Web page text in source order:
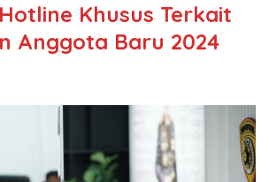
Khusus Terkait
Anggota Baru 2024